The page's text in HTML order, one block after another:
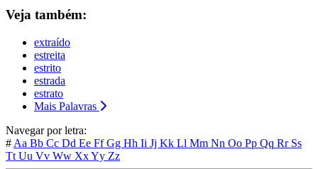
Veja também:
extraído
estreita
estrito
estrada
estrato
Mais Palavras
Navegar por letra:
# Aa Bb Cc Dd Ee FfGg Hh Ii Jj Kk Ll Mm Nn Oo Pp Qq Rr Ss
Tt Uu Vv Ww XxYy Zz